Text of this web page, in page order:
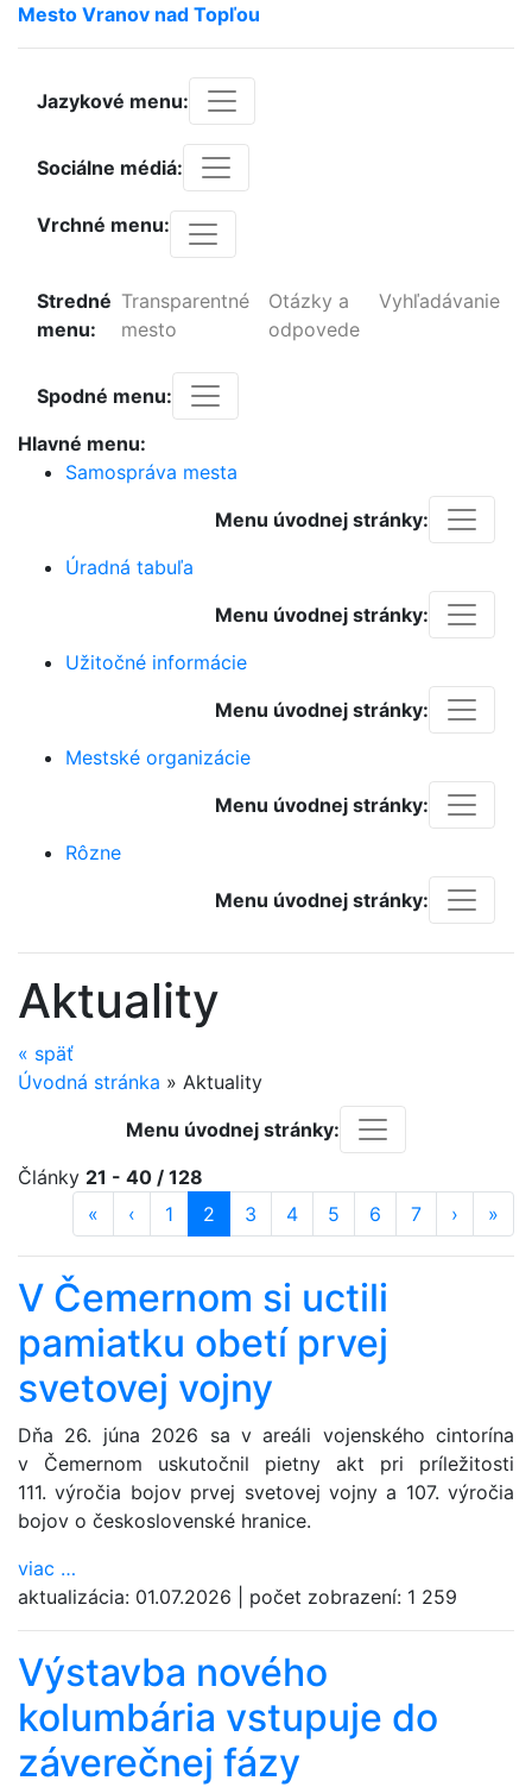
Mesto Vranov nad Topľou
Jazykové menu:
Sociálne médiá:
Vrchné menu:
Stredné
menu:
Transparentné
mesto
Otázky a
odpovede
Vyhľadávanie
Spodné menu:
Hlavné menu:
Samospráva mesta
Menu úvodnej stránky:
Úradná tabuľa
Menu úvodnej stránky:
Užitočné informácie
Menu úvodnej stránky:
Mestské organizácie
Menu úvodnej stránky:
Rôzne
Menu úvodnej stránky:
Aktuality
« späť
Úvodná stránka » Aktuality
Menu úvodnej stránky:
Články 21 - 40 / 128
« prvá strana
‹ predošlá strana
strana
1 strana
2 (aktuálna)
strana
3 strana
4 strana
5 strana
6 strana
7 ďalšia
› »
V Čemernom si uctili
pamiatku obetí prvej
svetovej vojny
Dňa 26. júna 2026 sa v areáli vojenského cintorína
v Čemernom uskutočnil pietny akt pri príležitosti
111. výročia bojov prvej svetovej vojny a 107. výročia
bojov o československé hranice.
viac …
aktualizácia: 01.07.2026 počet zobrazení: 1 259
Výstavba nového
kolumbária vstupuje do
záverečnej fázy